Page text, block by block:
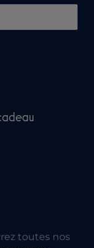
toutes nos